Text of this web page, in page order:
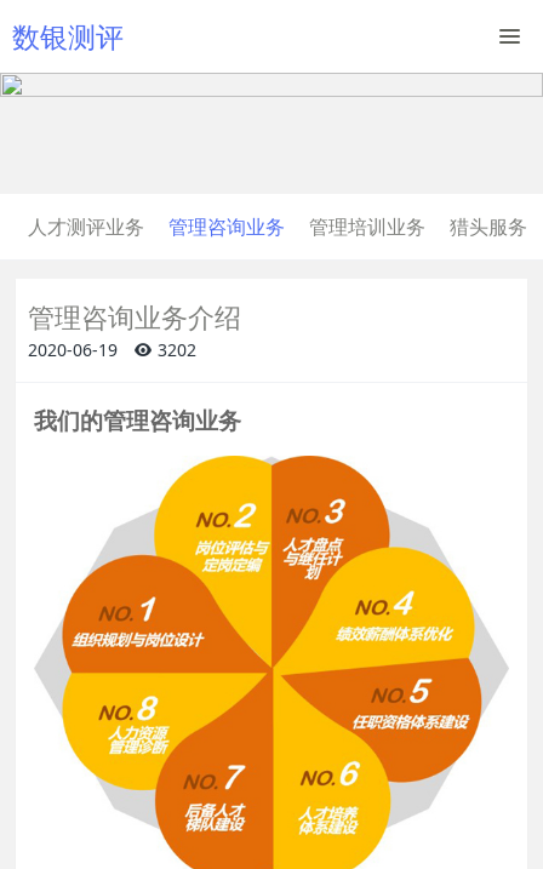
数银测评
人才测评业务 管理咨询业务 管理培训业务 猎头服务
管理咨询业务介绍
2020-06-19 3202
我们的管理咨询业务